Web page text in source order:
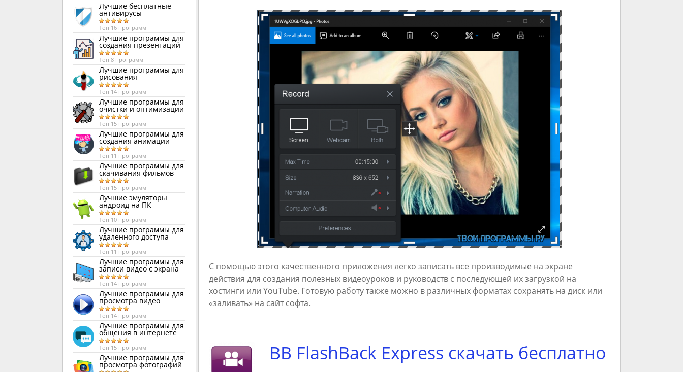
С помощью этого качественного приложения легко записать все производимые на экране
действия для создания полезных видеоуроков и руководств с последующей их загрузкой на
хостинги или YouTube. Готовую работу также можно в различных форматах сохранять на диск или
«заливать» на сайт софта.
BB FlashBack Express скачать бесплатно
Лучшие бесплатные
антивирусы
Топ 16 программ
Лучшие программы для
создания презентаций
Топ 8 программ
Лучшие программы для
рисования
Топ 14 программ
Лучшие программы для
очистки и оптимизации
Топ 15 программ
Лучшие программы для
создания анимации
Топ 11 программ
Лучшие программы для
скачивания фильмов
Топ 15 программ
Лучшие эмуляторы
андроид на ПК
Топ 10 программ
Лучшие программы для
удаленного доступа
Топ 11 программ
Лучшие программы для
записи видео с экрана
Топ 14 программ
Лучшие программы для
просмотра видео
Топ 14 программ
Лучшие программы для
общения в интернете
Топ 15 программ
Лучшие программы для
просмотра фотографий